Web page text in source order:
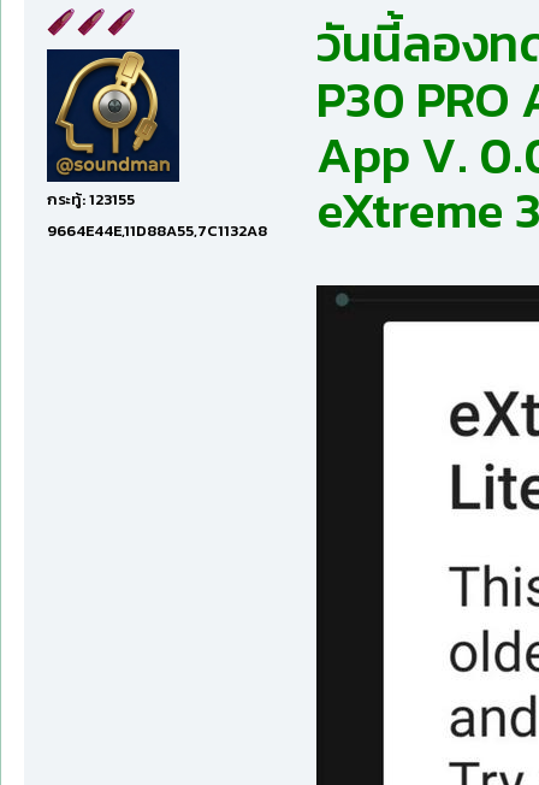
กระทู้: 123155
9664E44E,11D88A55,7C1132A8
วันนี้ลองท
P30 PRO
App V.
eXtreme